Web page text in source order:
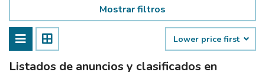
Mostrar filtros
Lower price first
Listados de anuncios y clasificados en